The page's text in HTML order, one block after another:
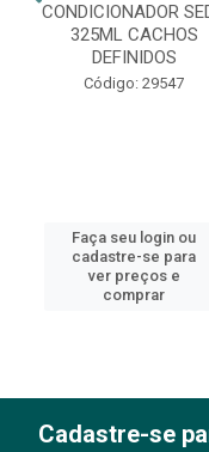
CONDICIONADOR
325ML CACHOS
DEFINIDOS
Código: 29547
Faça seu login ou
cadastre-se para
ver preços e
comprar
Cadastre-se